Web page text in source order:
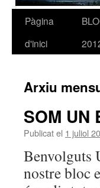
Vés
Pàgina
d'inici
Arxiu
SOM UN
Publicat el 1 juliol
Benvolguts
nostre bloc